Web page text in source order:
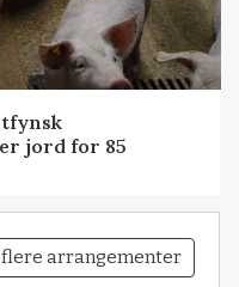
jord for 85
flere arrangementer